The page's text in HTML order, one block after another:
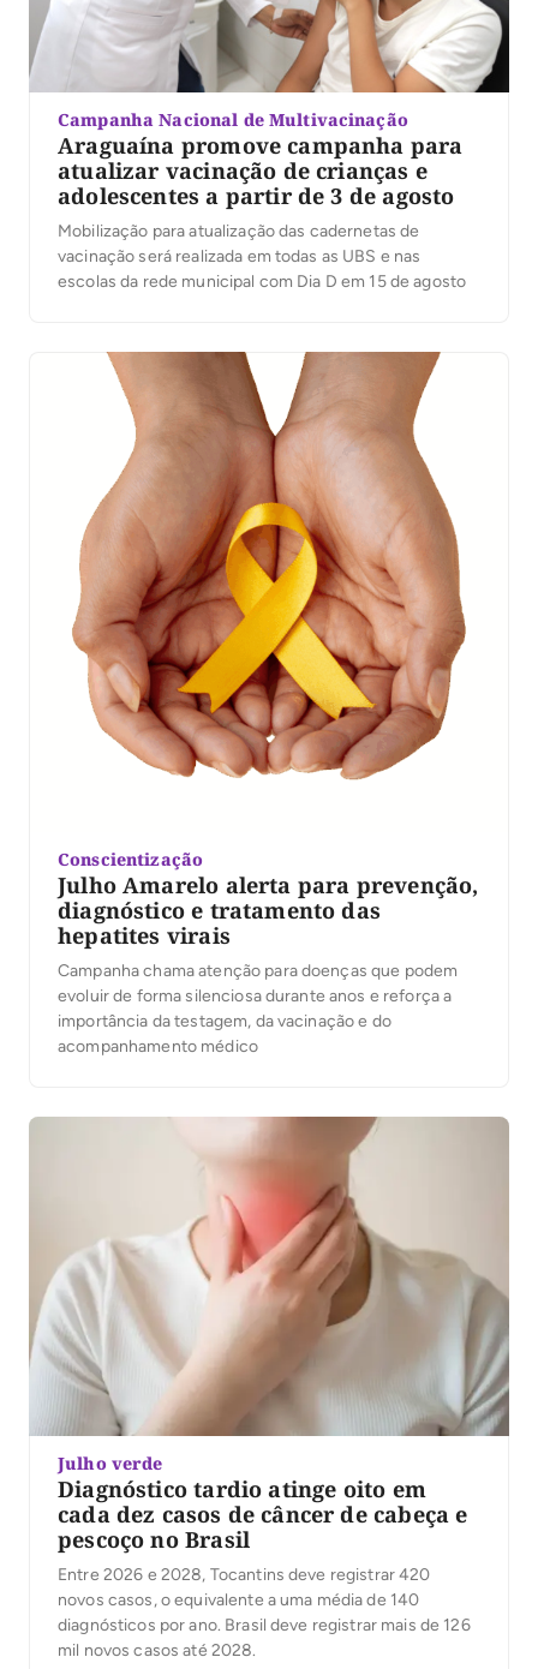
Campanha Nacional de Multivacinação
Araguaína promove campanha para
atualizar vacinação de crianças e
adolescentes a partir de 3 de agosto
Mobilização para atualização das cadernetas de
vacinação será realizada em todas as UBS e nas
escolas da rede municipal com Dia D em 15 de agosto
Conscientização
Julho Amarelo alerta para prevenção,
diagnóstico e tratamento das
hepatites virais
Campanha chama atenção para doenças que podem
evoluir de forma silenciosa durante anos e reforça a
importância da testagem, da vacinação e do
acompanhamento médico
Julho verde
Diagnóstico tardio atinge oito em
cada dez casos de câncer de cabeça e
pescoço no Brasil
Entre 2026 e 2028, Tocantins deve registrar 420
novos casos, o equivalente a uma média de 140
diagnósticos por ano. Brasil deve registrar mais de 126
mil novos casos até 2028.